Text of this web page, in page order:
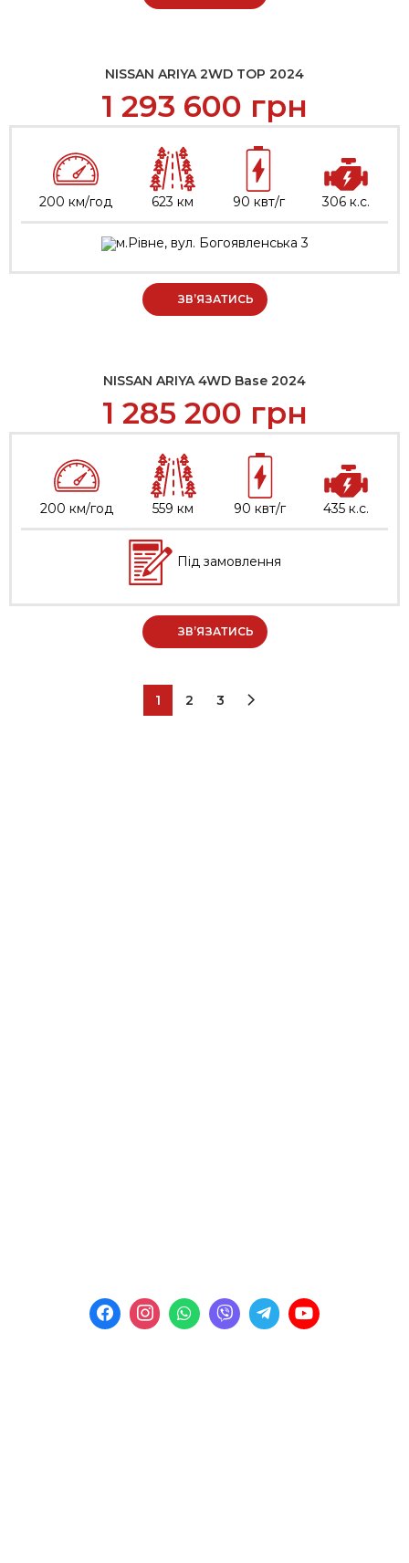
NISSAN ARIYA 2WD TOP 2024
1 293 600 грн
200 км/год 623 км 90 квт/г 306 к.с.
м.Рівне, вул. Богоявленська 3
ЗВ’ЯЗАТИСЬ
NISSAN ARIYA 4WD Base 2024
1 285 200 грн
200 км/год 559 км 90 квт/г 435 к.с.
Під замовлення
ЗВ’ЯЗАТИСЬ
1 2 3